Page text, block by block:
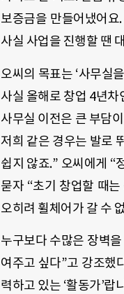
보증금을 만들어냈어
사실 사업을 진행할 땐
오씨의 목표는 ‘사무실
사실 올해로 창업 4년
사무실 이전은 큰 부담
저희 같은 경우는 발로
쉽지 않죠.” 오씨에게 “
묻자 “초기 창업할 때
오히려 휠체어가 갈 수
누구보다 수많은 장벽
여주고 싶다”고 강조했
력하고 있는 ‘활동가’랍